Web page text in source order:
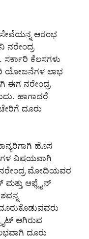
ಆರಂಭ
ನರೇಂದ್ರ
ಕೆಲಸಗಳು
ಯೋಜನೆಗಳ ಲಾಭ
ಈಗ ನರೇಂದ್ರ
ಹಾಗಾದರೆ
ದೂರು
ಹೊಸ
ವಿಷಯವಾಗಿ
ನರೇಂದ್ರ ಮೋದಿಯವರ
ಮತ್ತು ಆಫ್ಲೈನ್
ಆಗಿರುವ
ದೂರು